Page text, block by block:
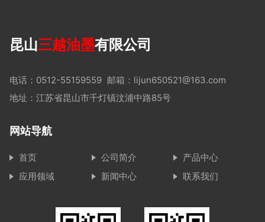
昆山三越油墨有限公司
电话：0512-55159559 邮箱：lijun650521@163.com
地址：江苏省昆山市千灯镇汶浦中路85号
网站导航
首页 公司简介
产品中心
应用领域
新闻中心 联系我们